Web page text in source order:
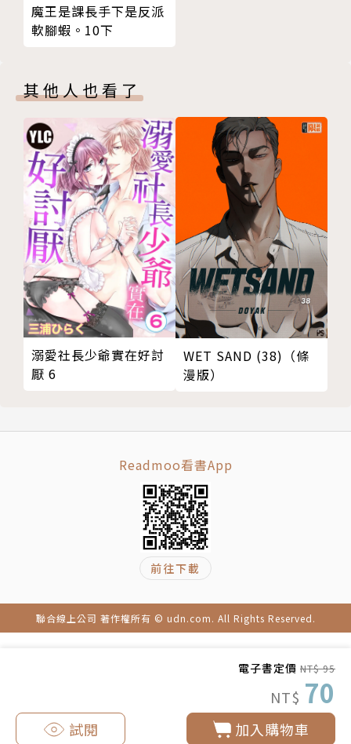
電子書定價 NT$ 95
NT$ 70
加入購物車
試閱
魔王是課長手下是反派
軟腳蝦。10下
其他人也看了
溺愛社長少爺實在好討
厭 6
WET SAND (38)（條
漫版）
Readmoo看書App
前往下載
聯合線上公司 著作權所有 © udn.com. All Rights Reserved.